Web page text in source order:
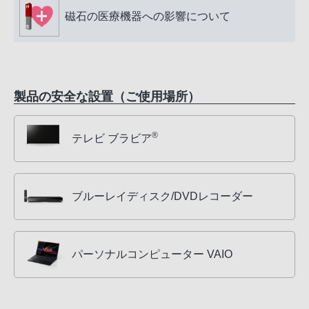
磁石の医療機器への影響について
製品の安全な設置（ご使用場所）
テレビ ブラビア®
ブルーレイディスク/DVDレコーダー
パーソナルコンピューター VAIO